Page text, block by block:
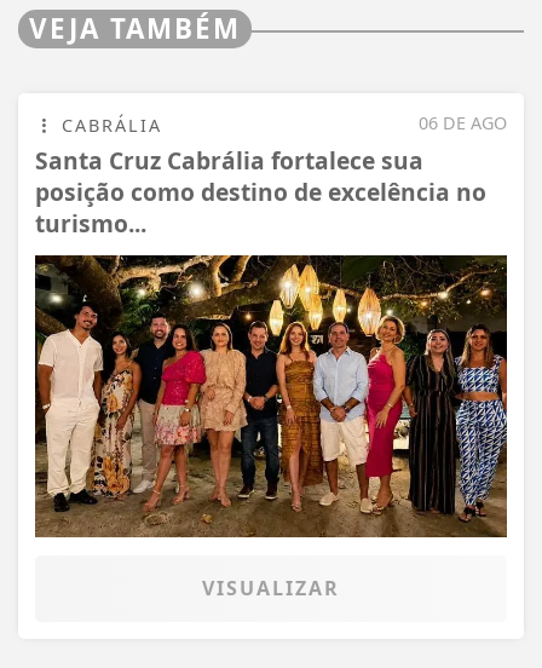
VEJA TAMBÉM
06 DE AGO
CABRÁLIA
Santa Cruz Cabrália fortalece sua
posição como destino de excelência no
turismo...
VISUALIZAR